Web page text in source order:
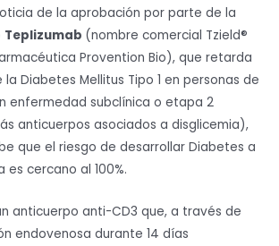
de la aprobación por parte de la
Teplizumab (nombre comercial Tzield®
Provention Bio), que retarda
Diabetes Mellitus Tipo 1 en personas de
enfermedad subclínica o etapa 2
anticuerpos asociados a disglicemia),
que el riesgo de desarrollar Diabetes a
cercano al 100%.
anticuerpo anti-CD3 que, a través de
endovenosa durante 14 días